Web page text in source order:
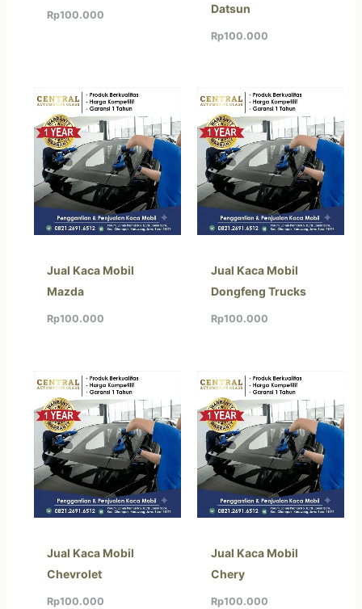
Rp100.000
Datsun
Rp100.000
Jual Kaca Mobil
Mazda
Rp100.000
Jual Kaca Mobil
Dongfeng Trucks
Rp100.000
Jual Kaca Mobil
Chevrolet
Rp100.000
Jual Kaca Mobil
Chery
Rp100.000